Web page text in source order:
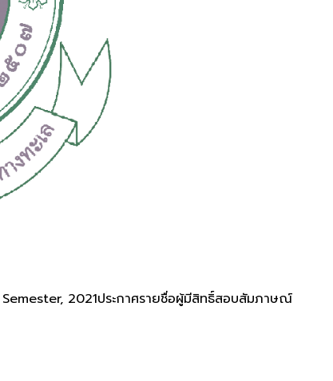
2021ประกาศรายชื่อผู้มีสิทธิ์สอบสัมภาษณ์